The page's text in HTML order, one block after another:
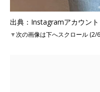
出典：Instagramアカウント
▼次の画像は下へスクロール (2/